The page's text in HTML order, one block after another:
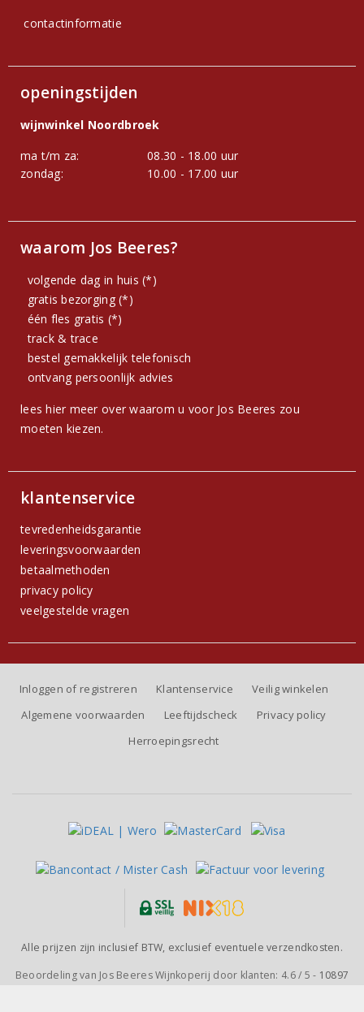
contactinformatie
openingstijden
wijnwinkel Noordbroek
ma t/m za:
08.30 - 18.00 uur
zondag:
10.00 - 17.00 uur
waarom Jos Beeres?
volgende dag in huis (*)
gratis bezorging (*)
één fles gratis (*)
track & trace
bestel gemakkelijk telefonisch
ontvang persoonlijk advies
lees hier meer over waarom u voor Jos Beeres zou
moeten kiezen.
klantenservice
tevredenheidsgarantie
leveringsvoorwaarden
betaalmethoden
privacy policy
veelgestelde vragen
Inloggen of registreren Klantenservice
Veilig winkelen
Algemene voorwaarden
Leeftijdscheck
Privacy policy
Herroepingsrecht
Alle prijzen zijn inclusief BTW, exclusief eventuele verzendkosten.
Beoordeling van Jos Beeres Wijnkoperij door klanten: 4.6/ 5 - 10897